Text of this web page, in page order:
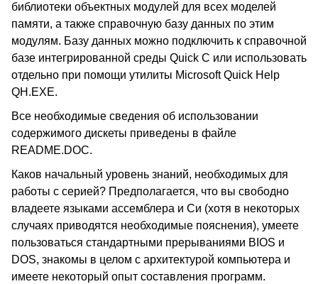
библиотеки объектных модулей для всех моделей
памяти, а также справочную базу данных по этим
модулям. Базу данных можно подключить к справочной
базе интегрированной среды Quick C или использовать
отдельно при помощи утилиты Microsoft Quick Help
QH.EXE.
Все необходимые сведения об использовании
содержимого дискеты приведены в файле
README.DOC.
Каков начальный уровень знаний, необходимых для
работы с серией? Предполагается, что вы свободно
владеете языками ассемблера и Си (хотя в некоторых
случаях приводятся необходимые пояснения), умеете
пользоваться стандартными прерываниями BIOS и
DOS, знакомы в целом с архитектурой компьютера и
имеете некоторый опыт составления программ.